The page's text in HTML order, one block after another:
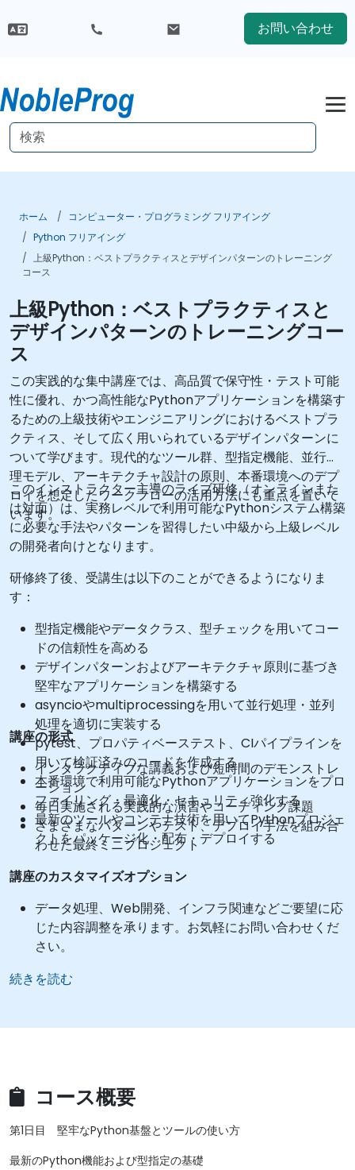
お問い合わせ
ホーム
コンピューター・プログラミング フリアイング
Python フリアイング
上級Python：ベストプラクティスとデザインパターンのトレーニング
コース
上級Python：ベストプラクティスと
デザインパターンのトレーニングコー
ス
この実践的な集中講座では、高品質で保守性・テスト可能
性に優れ、かつ高性能なPythonアプリケーションを構築す
るための上級技術やエンジニアリングにおけるベストプラ
クティス、そして広く用いられているデザインパターンに
ついて学びます。現代的なツール群、型指定機能、並行処
理モデル、アーキテクチャ設計の原則、本番環境へのデプ
ロイを想定したワークフローの活用方法にも重点を置いて
います。
このインストラクター主導のライブ研修（オンラインまた
は対面）は、実務レベルで利用可能なPythonシステム構築
に必要な手法やパターンを習得したい中級から上級レベル
の開発者向けとなります。
研修終了後、受講生は以下のことができるようになりま
す：
型指定機能やデータクラス、型チェックを用いてコー
ドの信頼性を高める
デザインパターンおよびアーキテクチャ原則に基づき
堅牢なアプリケーションを構築する
asyncioやmultiprocessingを用いて並行処理・並列
処理を適切に実装する
pytest、プロパティベーステスト、CIパイプラインを
用いて検証済みのコードを作成する
本番環境で利用可能なPythonアプリケーションをプロ
ファイリング・最適化・セキュリティ強化する
最新のツールやコンテナ技術を用いてPythonプロジェ
クトをパッケージ化・配布・デプロイする
講座の形式
インタラクティブな講義および短時間のデモンストレ
ーション
毎日実施される実践的な演習やコーディング課題
さまざまなパターンやテスト、デプロイ手法を組み合
わせた最終ミニプロジェクト
講座のカスタマイズオプション
データ処理、Web開発、インフラ関連などご要望に応
じた内容調整を承ります。お気軽にお問い合わせくだ
さい。
続きを読む
コース概要
第1日目 堅牢なPython基盤とツールの使い方
最新のPython機能および型指定の基礎